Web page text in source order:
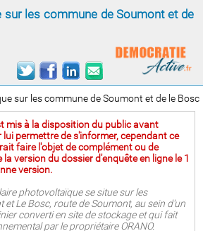
sur les commune de Soumont et de
sur les commune de Soumont et de le Bosc
mis à la disposition du public avant
lui permettre de s'informer, cependant ce
faire l'objet de complément ou de
version du dossier d'enquête en ligne le 1
version.
photovoltaïque se situe sur les
Le Bosc, route de Soumont, au sein d'un
converti en site de stockage et qui fait
par le propriétaire ORANO.